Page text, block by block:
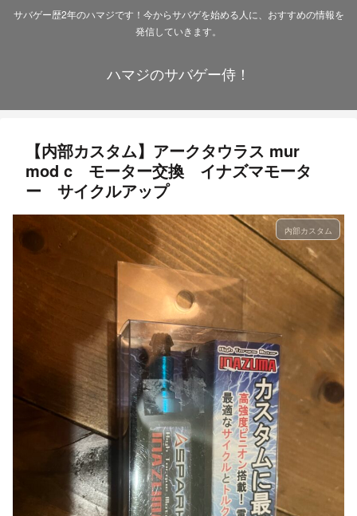
サバゲー歴2年のハマジです！今からサバゲを始める人に、おすすめの情報を
発信していきます。
ハマジのサバゲー侍！
【内部カスタム】アークタウラス mur
mod c モーター交換 イナズマモータ
ー サイクルアップ
内部カスタム